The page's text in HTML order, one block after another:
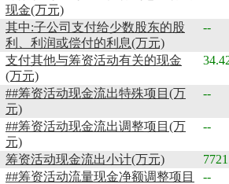
现金(万元)
其中:子公司支付给少数股东的股
利、利润或偿付的利息(万元)
--
支付其他与筹资活动有关的现金
(万元)
##筹资活动现金流出特殊项目(万
元)
--
##筹资活动现金流出调整项目(万
元)
--
筹资活动现金流出小计(万元)
##筹资活动流量现金净额调整项目
--